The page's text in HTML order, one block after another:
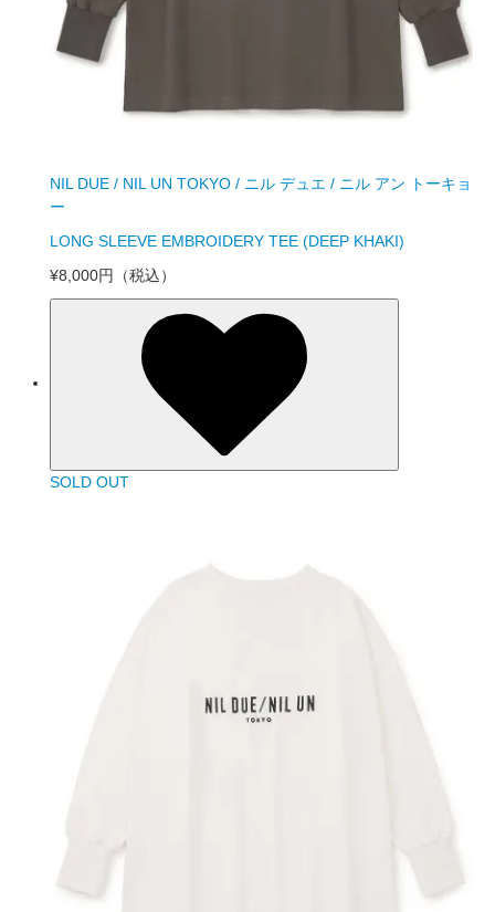
NIL DUE / NIL UN TOKYO / ニル デュエ / ニル アン トーキョ
ー
LONG SLEEVE EMBROIDERY TEE (DEEP KHAKI)
¥8,000円 （税込）
SOLD OUT